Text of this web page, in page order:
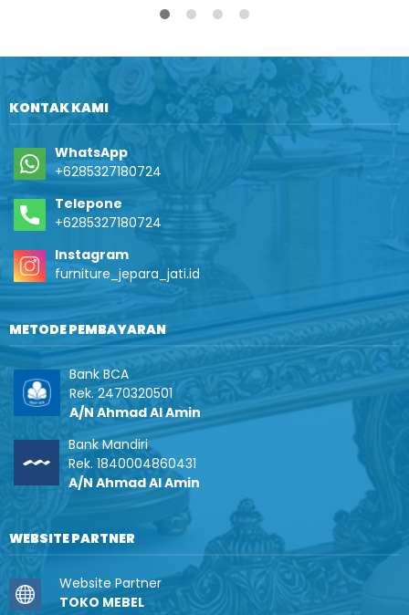
KONTAK KAMI
WhatsApp
+6285327180724
Telepone
+6285327180724
Instagram
furniture_jepara_jati.id
METODE PEMBAYARAN
Bank BCA
Rek. 2470320501
A/N Ahmad Al Amin
Bank Mandiri
Rek. 1840004860431
A/N Ahmad Al Amin
WEBSITE PARTNER
Website Partner
TOKO MEBEL